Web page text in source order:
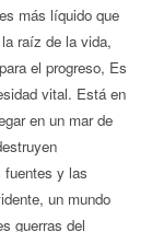
más líquido que
raíz de la vida,
el progreso, Es
vital. Está en
en un mar de
fuentes y las
un mundo
guerras del